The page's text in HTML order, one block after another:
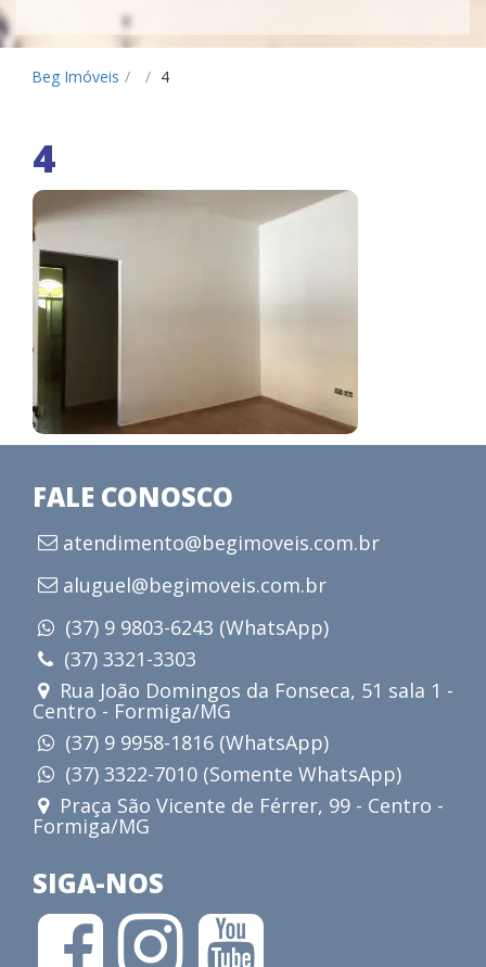
Beg Imóveis / / 4
4
FALE CONOSCO
atendimento@begimoveis.com.br
aluguel@begimoveis.com.br
(37) 9 9803-6243 (WhatsApp)
(37) 3321-3303
Rua João Domingos da Fonseca, 51 sala 1 -
Centro - Formiga/MG
(37) 9 9958-1816 (WhatsApp)
(37) 3322-7010 (Somente WhatsApp)
Praça São Vicente de Férrer, 99 - Centro -
Formiga/MG
SIGA-NOS